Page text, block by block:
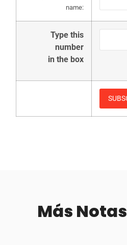
name:
Type this
number
in the box
Más Notas